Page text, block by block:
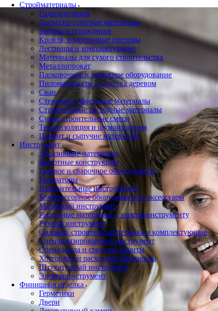
Стройматериалы
Гидроизоляция
Древесно-плитные материалы
Заборы и ограждения
Кровля, водосточные системы
Лестницы и комплектующие
Материалы для сухого строительства
Металлопрокат
Парковочное и дорожное оборудование
Пиломатериалы и отделка деревом
Сваи
Стеновые и фасадные материалы
Строительные расходные материалы
Сухие строительные смеси
Теплоизоляция и шумоизоляция
Цемент и сыпучие материалы
Инструмент
Абразивные материалы
Высотные конструкции
Газовое и сварочное оборудование
Генераторы
Измерительные инструменты
Компрессорное оборудование и аксессуары
Малярный инструмент
Расходные материалы к электроинструменту
Ручной инструмент
Силовая, строительная техника и комплектующие
Специализированный инструмент
Спецодежда и средства защиты
Хозтовары и расходные материалы
Штукатурный инструмент
Электроинструмент
Финишная отделка
Герметики
Двери